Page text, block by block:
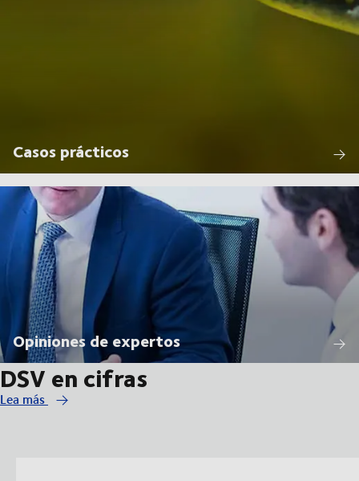
Casos prácticos
Opiniones de expertos
DSV en cifras
Lea más